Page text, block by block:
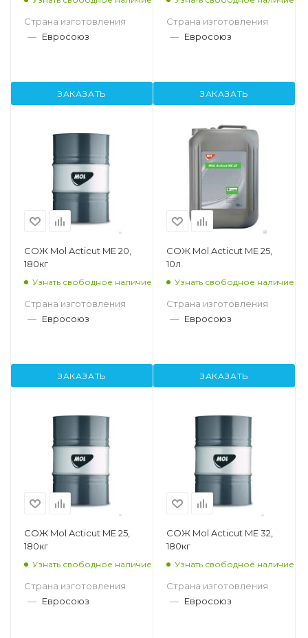
Страна изготовления
— Евросоюз
ЗАКАЗАТЬ
Страна изготовления
— Евросоюз
ЗАКАЗАТЬ
СОЖ Mol Acticut ME 20,
180кг
Узнать свободное наличие
Страна изготовления
— Евросоюз
ЗАКАЗАТЬ
СОЖ Mol Acticut ME 25,
10л
Узнать свободное наличие
Страна изготовления
— Евросоюз
ЗАКАЗАТЬ
СОЖ Mol Acticut ME 25,
180кг
Узнать свободное наличие
Страна изготовления
— Евросоюз
СОЖ Mol Acticut ME 32,
180кг
Узнать свободное наличие
Страна изготовления
— Евросоюз